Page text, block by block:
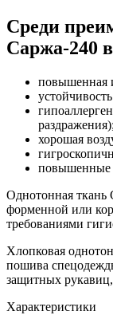
Среди
Саржа-240
повышенная
раздражения);
хорошая
повышенные
Однотонная ткань
форменной или
требованиями
Хлопковая
пошива
защитных
Характеристики